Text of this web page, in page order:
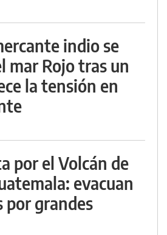
indio se
mar Rojo tras un
la tensión en
por el Volcán de
evacuan
por grandes